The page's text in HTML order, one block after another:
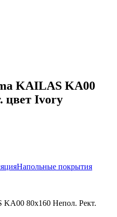
KAILAS KA00
цвет Ivory
Напольные покрытия
KA00 80x160 Непол. Рект.